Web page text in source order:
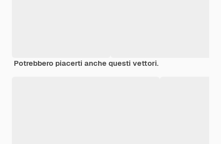
Potrebbero piacerti anche questi vettori.